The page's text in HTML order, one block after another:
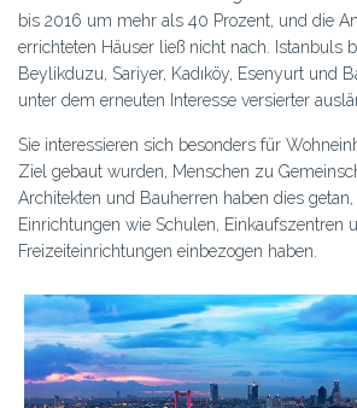
bis 2016 um mehr als 40 Prozent, und die
errichteten Häuser ließ nicht nach. Istanbuls
Beylikduzu, Sariyer, Kadıköy, Esenyurt und
unter dem erneuten Interesse versierter
Sie interessieren sich besonders für
Ziel gebaut wurden, Menschen zu
Architekten und Bauherren haben dies
Einrichtungen wie Schulen, Einkaufszentren
Freizeiteinrichtungen einbezogen haben.